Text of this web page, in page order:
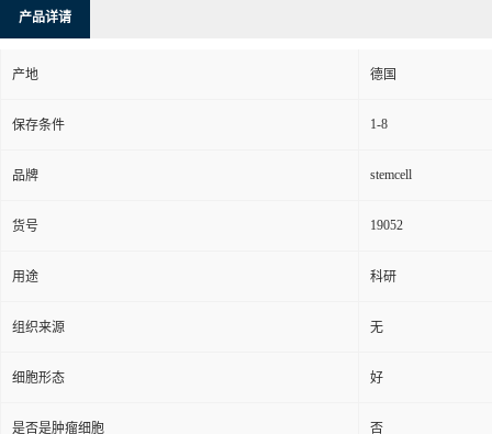
产品详请
产地 德国
保存条件 1-8
品牌 stemcell
货号 19052
用途 科研
组织来源 无
细胞形态 好
是否是肿瘤细胞 否